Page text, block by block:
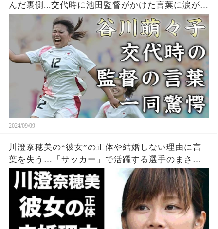
んだ裏側...交代時に池田監督がかけた言葉に涙が止
まらない...『１９歳女子サッカー日本代表選手』の
凄すぎる経歴に驚きを隠せない...
2024/09/09
川澄奈穂美の“彼女”の正体や結婚しない理由に言
葉を失う…「サッカー」で活躍する選手のまさか
の経歴に驚きを隠せない…